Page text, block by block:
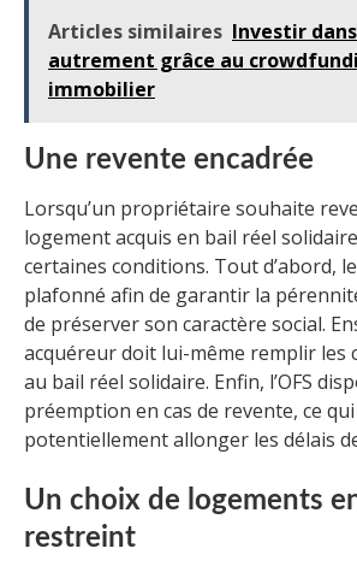
Articles similaires Investir
autrement grâce au
immobilier
Une revente encadrée
Lorsqu’un propriétaire souhaite
logement acquis en bail réel
certaines conditions. Tout d’abord,
plafonné afin de garantir la
de préserver son caractère social.
acquéreur doit lui-même remplir les
au bail réel solidaire. Enfin, l’OFS
préemption en cas de revente, ce
potentiellement allonger les délais
Un choix de logements
restreint